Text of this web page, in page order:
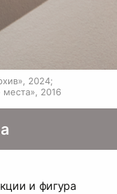
2024;
2016
и фигура